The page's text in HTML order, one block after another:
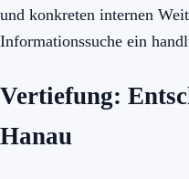
und konkreten internen
Informationssuche ein
Vertiefung:
Hanau